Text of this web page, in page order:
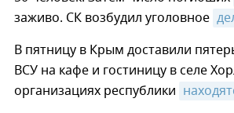
заживо. СК возбудил уголовное
В пятницу в Крым доставили
ВСУ на кафе и гостиницу в селе
организациях республики